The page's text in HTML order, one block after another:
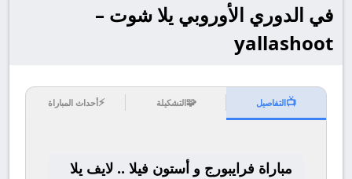
في الدوري الأوروبي يلا شوت –
yallashoot
📺التفاصيل 🧩التشكيلة ⚡أحداث المباراة
مباراة فرايبورج و أستون فيلا .. لايف يلا